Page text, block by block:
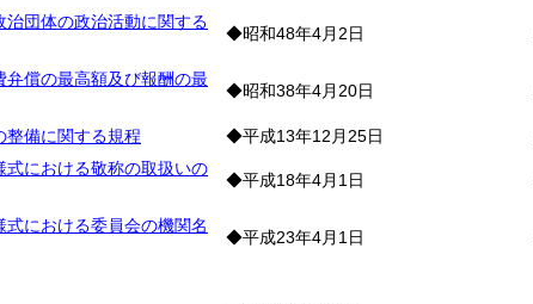
団体の政治活動に関する
◆昭和48年4月2日
償の最高額及び報酬の最
◆昭和38年4月20日
整備に関する規程 ◆平成13年12月25日
式における敬称の取扱いの
◆平成18年4月1日
における委員会の機関名
◆平成23年4月1日